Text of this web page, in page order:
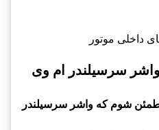
داخلی موتور
واشر سرسیلندر ام وی
شوم که واشر سرسیلندر